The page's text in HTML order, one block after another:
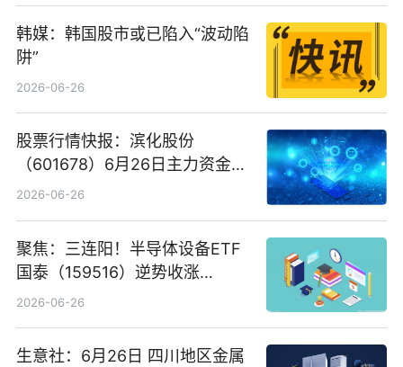
韩媒：韩国股市或已陷入“波动陷
阱”
2026-06-26
股票行情快报：滨化股份
（601678）6月26日主力资金净
卖出5964.34万元
2026-06-26
聚焦：三连阳！半导体设备ETF
国泰（159516）逆势收涨
3.5%，近10日累计净流入超65
2026-06-26
生意社：6月26日 四川地区金属